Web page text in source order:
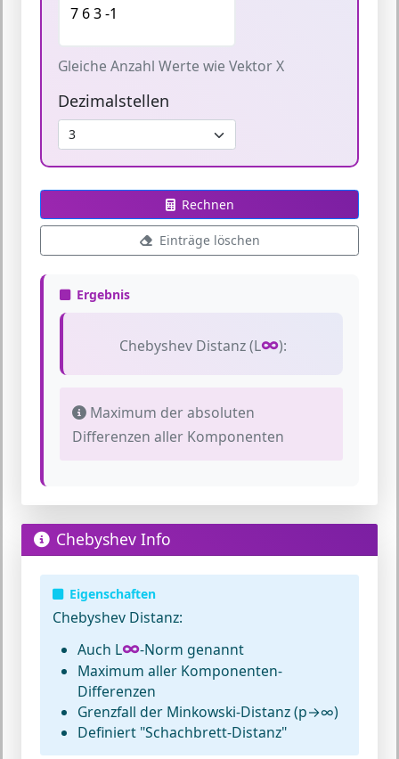
Gleiche Anzahl Werte wie Vektor X
Dezimalstellen
Rechnen
Einträge löschen
Ergebnis
Chebyshev Distanz (L∞):
Maximum der absoluten
Differenzen aller Komponenten
Chebyshev Info
Eigenschaften
Chebyshev Distanz:
Auch L∞-Norm genannt
Maximum aller Komponenten-
Differenzen
Grenzfall der Minkowski-Distanz (p→∞)
Definiert "Schachbrett-Distanz"